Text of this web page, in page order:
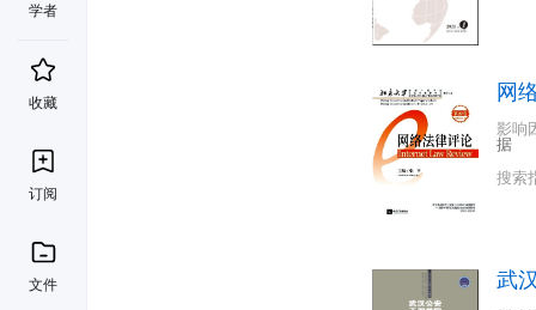
学者
收藏
订阅
文件
网
影响
据
搜索
武